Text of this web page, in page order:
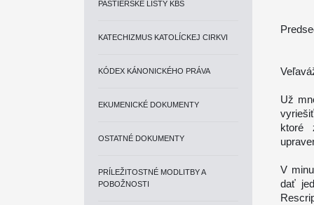
PASTIERSKE LISTY KBS
KATECHIZMUS KATOLÍCKEJ CIRKVI
KÓDEX KÁNONICKÉHO PRÁVA
EKUMENICKÉ DOKUMENTY
OSTATNÉ DOKUMENTY
PRÍLEŽITOSTNÉ MODLITBY A
POBOŽNOSTI
Už
ktoré
V
dať